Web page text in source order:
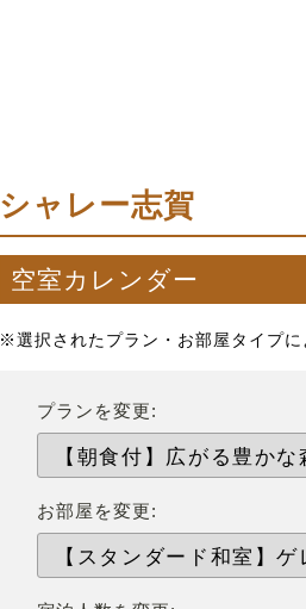
シャレー志賀
空室カレンダー
※選択されたプラン・お部屋タイプに
プランを変更:
お部屋を変更: